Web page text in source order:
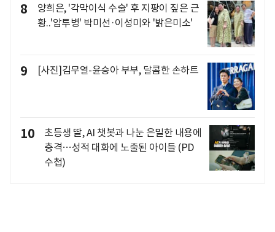
8
양희은, '각막이식 수술' 후 지팡이 짚은 근
황..'암투병' 박미선·이성미와 '밝은미소'
9 [사진]김무열-윤승아 부부, 달콤한 손하트
10
초등생 딸, AI 챗봇과 나눈 은밀한 내용에
충격…성적 대화에 노출된 아이들 (PD
수첩)